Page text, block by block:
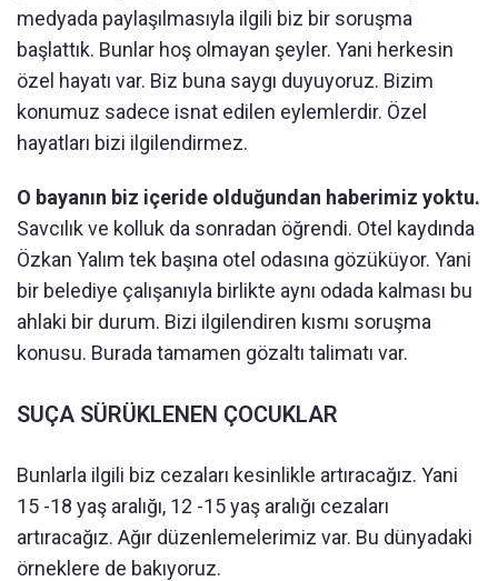
medyada paylaşılmasıyla ilgili biz bir soruşma
başlattık. Bunlar hoş olmayan şeyler. Yani herkesin
özel hayatı var. Biz buna saygı duyuyoruz. Bizim
konumuz sadece isnat edilen eylemlerdir. Özel
hayatları bizi ilgilendirmez.
O bayanın biz içeride olduğundan haberimiz yoktu.
Savcılık ve kolluk da sonradan öğrendi. Otel kaydında
Özkan Yalım tek başına otel odasına gözüküyor. Yani
bir belediye çalışanıyla birlikte aynı odada kalması bu
ahlaki bir durum. Bizi ilgilendiren kısmı soruşma
konusu. Burada tamamen gözaltı talimatı var.
SUÇA SÜRÜKLENEN ÇOCUKLAR
Bunlarla ilgili biz cezaları kesinlikle artıracağız. Yani
15 -18 yaş aralığı, 12 -15 yaş aralığı cezaları
artıracağız. Ağır düzenlemelerimiz var. Bu dünyadaki
örneklere de bakıyoruz.